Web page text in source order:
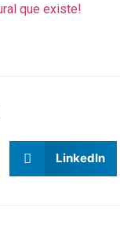
que existe!
LinkedIn